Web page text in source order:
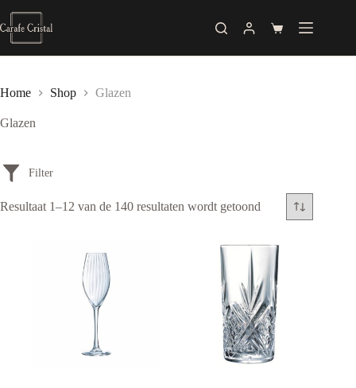
to
content
Shopping
Home Shop Glazen
Glazen
Prijs
24 61
Champagne
Resultaat 1–12 van de 140 resultaten wordt getoond Gesorteerd